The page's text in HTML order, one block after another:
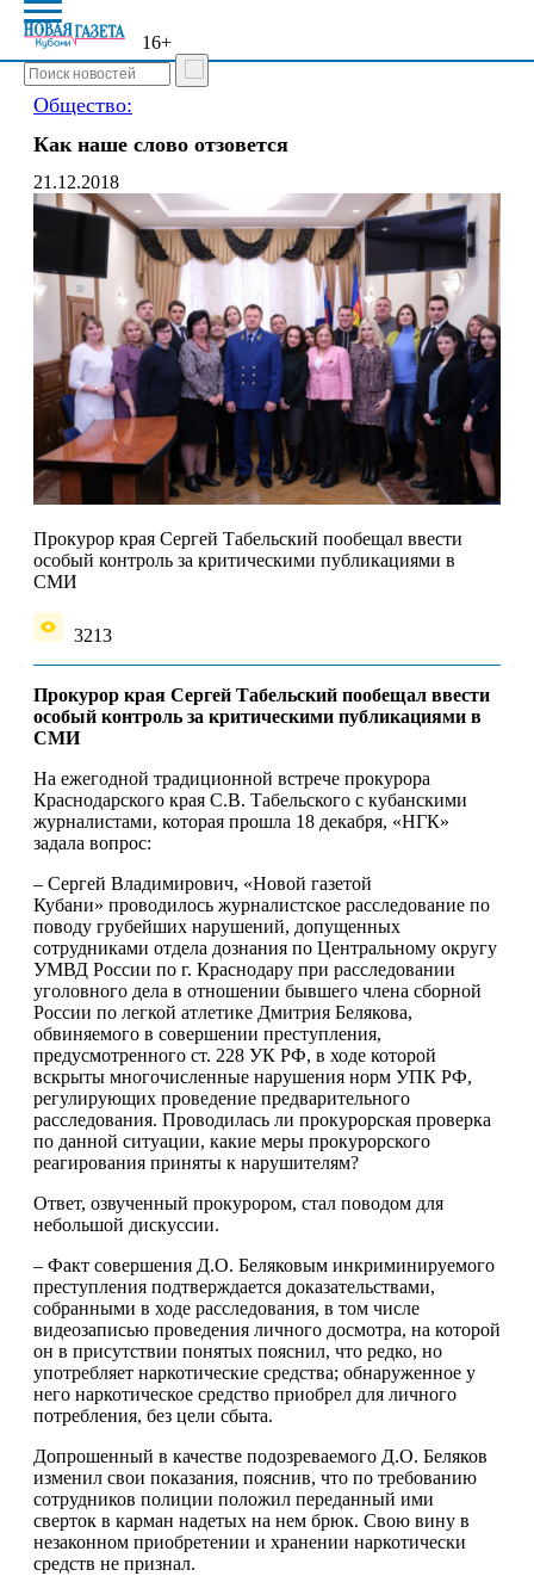
Общество:
Как наше слово отзовется
21.12.2018
Прокурор края Сергей Табельский пообещал ввести
особый контроль за критическими публикациями в
СМИ
3213
Прокурор края Сергей Табельский пообещал ввести
особый контроль за критическими публикациями в
СМИ
На ежегодной традиционной встрече прокурора
Краснодарского края С.В. Табельского с кубанскими
журналистами, которая прошла 18 декабря, «НГК»
задала вопрос:
– Сергей Владимирович, «Новой газетой
Кубани» проводилось журналистское расследование по
поводу грубейших нарушений, допущенных
сотрудниками отдела дознания по Центральному округу
УМВД России по г. Краснодару при расследовании
уголовного дела в отношении бывшего члена сборной
России по легкой атлетике Дмитрия Белякова,
обвиняемого в совершении преступления,
предусмотренного ст. 228 УК РФ, в ходе которой
вскрыты многочисленные нарушения норм УПК РФ,
регулирующих проведение предварительного
расследования. Проводилась ли прокурорская проверка
по данной ситуации, какие меры прокурорского
реагирования приняты к нарушителям?
Ответ, озвученный прокурором, стал поводом для
небольшой дискуссии.
– Факт совершения Д.О. Беляковым инкриминируемого
преступления подтверждается доказательствами,
собранными в ходе расследования, в том числе
видеозаписью проведения личного досмотра, на которой
он в присутствии понятых пояснил, что редко, но
употребляет наркотические средства; обнаруженное у
него наркотическое средство приобрел для личного
потребления, без цели сбыта.
Допрошенный в качестве подозреваемого Д.О. Беляков
изменил свои показания, пояснив, что по требованию
сотрудников полиции положил переданный ими
сверток в карман надетых на нем брюк. Свою вину в
незаконном приобретении и хранении наркотически
средств не признал.
16+